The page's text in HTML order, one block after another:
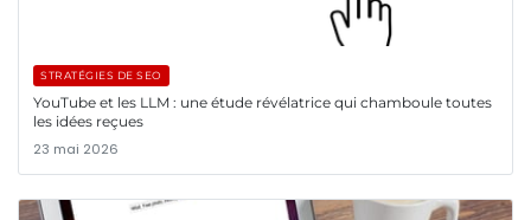
STRATÉGIES DE SEO
YouTube et les LLM : une étude révélatrice qui chamboule toutes
les idées reçues
23 mai 2026